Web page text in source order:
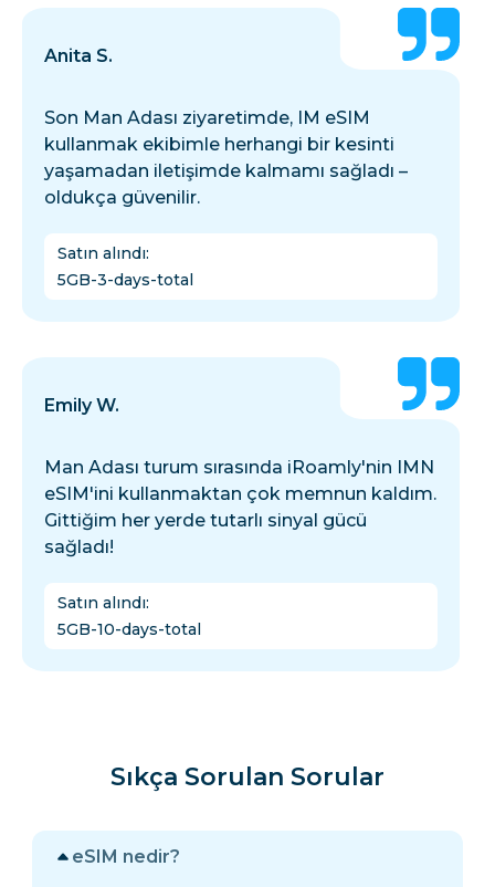
Anita S.
Son Man Adası ziyaretimde, IM eSIM
kullanmak ekibimle herhangi bir kesinti
yaşamadan iletişimde kalmamı sağladı –
oldukça güvenilir.
Satın alındı:
5GB-3-days-total
Emily W.
Man Adası turum sırasında iRoamly'nin IMN
eSIM'ini kullanmaktan çok memnun kaldım.
Gittiğim her yerde tutarlı sinyal gücü
sağladı!
Satın alındı:
5GB-10-days-total
Sıkça Sorulan Sorular
eSIM nedir?